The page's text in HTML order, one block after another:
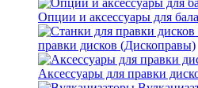
Опции и аксессуары для
правки дисков (Дископравы)
Аксессуары для правки